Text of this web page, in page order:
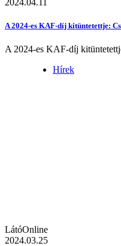
A 2024-es KAF-díj kitüntetettje:
A 2024-es KAF-díj
Hírek
LátóOnline
2024.03.25